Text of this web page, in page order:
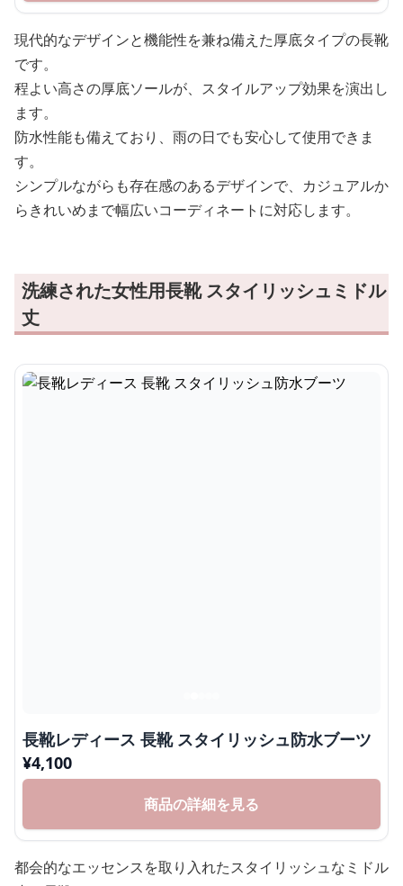
現代的なデザインと機能性を兼ね備えた厚底タイプの長靴
です。
程よい高さの厚底ソールが、スタイルアップ効果を演出し
ます。
防水性能も備えており、雨の日でも安心して使用できま
す。
シンプルながらも存在感のあるデザインで、カジュアルか
らきれいめまで幅広いコーディネートに対応します。
洗練された女性用長靴 スタイリッシュミドル
丈
長靴レディース 長靴 スタイリッシュ防水ブーツ
¥4,100
商品の詳細を見る
都会的なエッセンスを取り入れたスタイリッシュなミドル